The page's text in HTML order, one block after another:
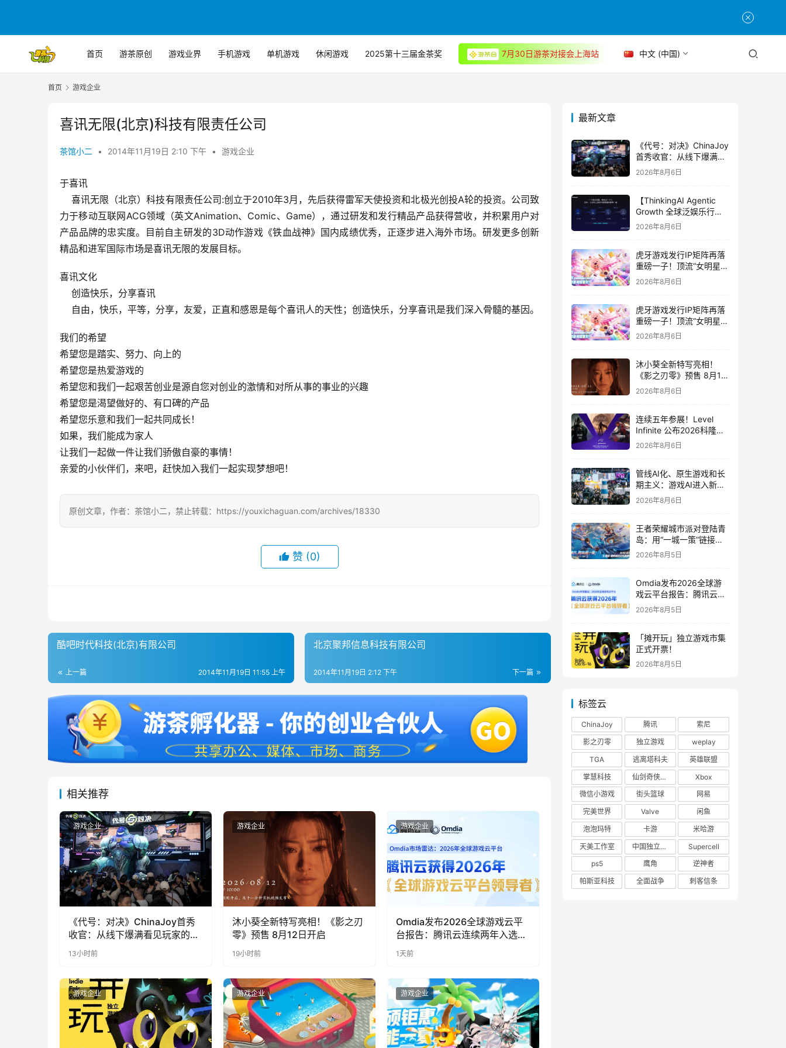
首页 游茶原创 游戏业界 手机游戏 单机游戏 休闲游戏 2025第十三届金茶奖 7月30日游茶对接会上海站 中文 (中国)
首页 游戏企业
喜讯无限(北京)科技有限责任公司
茶馆小二 • 2014年11月19日 2:10 下午 • 游戏企业
于喜讯
    喜讯无限（北京）科技有限责任公司:创立于2010年3月，先后获得雷军天使投资和北极光创投A轮的投资。公司致
力于移动互联网ACG领域（英文Animation、Comic、Game），通过研发和发行精品产品获得营收，并积累用户对
产品品牌的忠实度。目前自主研发的3D动作游戏《铁血战神》国内成绩优秀，正逐步进入海外市场。研发更多创新
精品和进军国际市场是喜讯无限的发展目标。
喜讯文化
    创造快乐，分享喜讯
    自由，快乐，平等，分享，友爱，正直和感恩是每个喜讯人的天性；创造快乐，分享喜讯是我们深入骨髓的基因。
我们的希望
希望您是踏实、努力、向上的
希望您是热爱游戏的
希望您和我们一起艰苦创业是源自您对创业的激情和对所从事的事业的兴趣
希望您是渴望做好的、有口碑的产品
希望您乐意和我们一起共同成长！
如果，我们能成为家人
让我们一起做一件让我们骄傲自豪的事情！
亲爱的小伙伴们，来吧，赶快加入我们一起实现梦想吧！
原创文章，作者：茶馆小二，禁止转载：https://youxichaguan.com/archives/18330
赞 (0)
酷吧时代科技(北京)有限公司
上一篇 2014年11月19日 11:55 上午
北京聚邦信息科技有限公司
下一篇
2014年11月19日 2:12 下午
相关推荐
游戏企业
《代号：对决》ChinaJoy首秀
收官：从线下爆满看见玩家的真
实期待
13小时前
游戏企业
沐小葵全新特写亮相！《影之刃
零》预售 8月12日开启
19小时前
游戏企业
Omdia发布2026全球游戏云平
台报告：腾讯云连续两年入选
“领导者”象限
1天前
游戏企业 游戏企业 游戏企业
最新文章
《代号：对决》ChinaJoy
首秀收官：从线下爆满看
见玩家的真实期待
2026年8月6日
【ThinkingAI Agentic
Growth 全球泛娱乐行业
峰会】Agent 时代，人到
2026年8月6日
虎牙游戏发行IP矩阵再落
重磅一子！顶流“女明星”
ZANMANG LOOPY 正版
3D消除手游《消消奇遇》
2026年8月6日
虎牙游戏发行IP矩阵再落
重磅一子！顶流“女明星”
ZANMANG LOOPY 正版
2026年8月6日
沐小葵全新特写亮相！
《影之刃零》预售 8月12
日开启
2026年8月6日
连续五年参展！Level
Infinite 公布2026科隆游
戏展产品阵容
2026年8月6日
管线AI化、原生游戏和长
期主义：游戏AI进入新共
识时代
2026年8月6日
王者荣耀城市派对登陆青
岛：用“一城一策”链接海
洋场景，以双向奔赴带动
2026年8月5日
Omdia发布2026全球游
戏云平台报告：腾讯云连
续两年入选“领导者”象限
2026年8月5日
「摊开玩」独立游戏市集
正式开票！
2026年8月5日
标签云
ChinaJoy 腾讯
索尼
影之刃零
独立游戏
weplay
TGA
逃离塔科夫
英雄联盟
掌慧科技
仙剑奇侠传四
Xbox
微信小游戏
街头篮球
网易
完美世界
Valve
闲鱼
泡泡玛特
卡游
米哈游
天美工作室
中国独立游戏联盟
Supercell
ps5
鹰角
逆神者
帕斯亚科技
全面战争 刺客信条